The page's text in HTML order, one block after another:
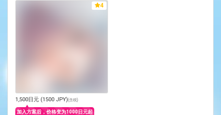
4
1,500日元 (1500 JPY)(含税)
加入方案后，价格变为1000日元起